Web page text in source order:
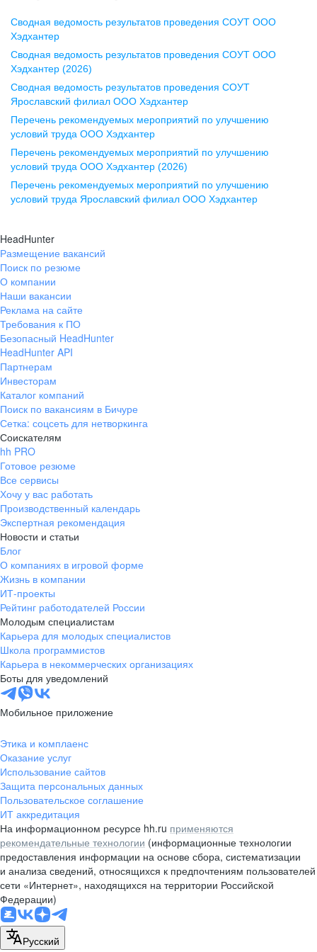
Воронеж
ул. Комиссаржевской, д. 10,
офис 1212
+7 473 280-05-05
pr@vrn.hh.ru
ул. Спартаковская, д. 2А, этаж 3,
помещение 15
+7 843 212-12-50
Екатеринбург
ул. Боевых Дружин, стр. 20,
+7 343 226-79-99
pr@ural.hh.ru
ул. Янковского, д. 169, 7 этаж,
706 каб.
+7 861 205-55-57
pr@krd.hh.ru
Владивосток
пер. Ланинский д. 4, офис 3.4
+7 423 202-33-28
pr@dv.hh.ru
Новосибирск
ул. Большевистская, д. 35,
помещение 21
+7 383 207-94-64
pr@nsk.hh.ru
Минск
пр-т Дзержинского, д. 57,
10 этаж, помещение 45-1
pr@rabota.by
Алматы
пр. Абая, д. 151, БЦ Алатау,
12 этаж, офис 1209
+7 727 232-13-13
pr@headhunter.com.kz
Сводная ведомость результатов проведения СОУТ ООО
Хэдхантер
Сводная ведомость результатов проведения СОУТ ООО
Хэдхантер (2026)
Сводная ведомость результатов проведения СОУТ
Ярославский филиал ООО Хэдхантер
Перечень рекомендуемых мероприятий по улучшению
условий труда ООО Хэдхантер
Перечень рекомендуемых мероприятий по улучшению
условий труда ООО Хэдхантер (2026)
Перечень рекомендуемых мероприятий по улучшению
условий труда Ярославский филиал ООО Хэдхантер
HeadHunter
Размещение вакансий
Поиск по резюме
О компании
Наши вакансии
Реклама на сайте
Требования к ПО
Безопасный HeadHunter
HeadHunter API
Партнерам
Инвесторам
Каталог компаний
Поиск по вакансиям в Бичуре
Сетка: соцсеть для нетворкинга
Соискателям
hh PRO
Готовое резюме
Все сервисы
Хочу у вас работать
Производственный календарь
Экспертная рекомендация
Новости и статьи
Блог
О компаниях в игровой форме
Жизнь в компании
ИТ-проекты
Рейтинг работодателей России
Молодым специалистам
Карьера для молодых специалистов
Школа программистов
Карьера в некоммерческих организациях
Боты для уведомлений
Мобильное приложение
Этика и комплаенс
Оказание услуг
Использование сайтов
Защита персональных данных
Пользовательское соглашение
ИТ аккредитация
На информационном ресурсе hh.ru применяются
рекомендательные технологии (информационные технологии
предоставления информации на основе сбора, систематизации
и анализа сведений, относящихся к предпочтениям пользователей
сети «Интернет», находящихся на территории Российской
Федерации)
Русский